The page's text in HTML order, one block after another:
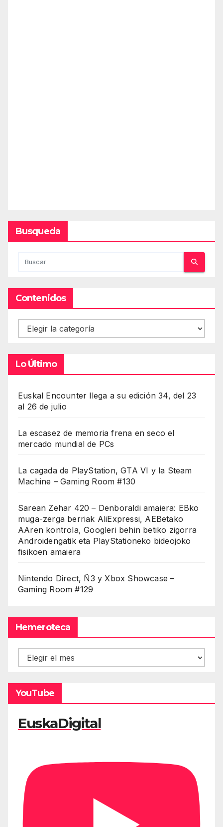
Busqueda
Contenidos
Contenidos
Lo Último
Euskal Encounter llega a su edición 34, del 23
al 26 de julio
La escasez de memoria frena en seco el
mercado mundial de PCs
La cagada de PlayStation, GTA VI y la Steam
Machine – Gaming Room #130
Sarean Zehar 420 – Denboraldi amaiera: EBko
muga-zerga berriak AliExpressi, AEBetako
AAren kontrola, Googleri behin betiko zigorra
Androidengatik eta PlayStationeko bideojoko
fisikoen amaiera
Nintendo Direct, Ñ3 y Xbox Showcase –
Gaming Room #129
Hemeroteca
Hemeroteca
YouTube
EuskaDigital